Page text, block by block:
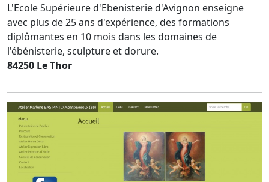
L'Ecole Supérieure d'Ebenisterie d'Avignon enseigne
avec plus de 25 ans d'expérience, des formations
diplômantes en 10 mois dans les domaines de
l'ébénisterie, sculpture et dorure.
84250 Le Thor